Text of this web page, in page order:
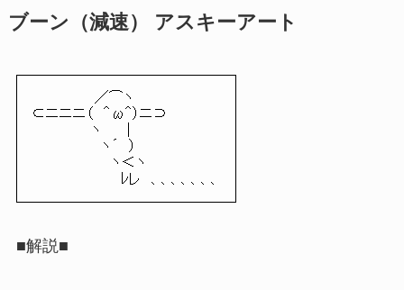
ブーン（減速） アスキーアート
／⌒ヽ
⊂ニニニ（ ＾ω＾）ニ⊃
ヽ ｜
ヽ´ ）
ヽ＜ヽ
ﾚレ 、、、、、、、
■解説■